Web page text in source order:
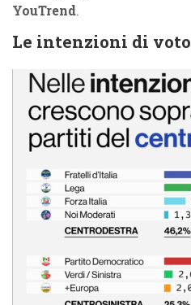
YouTrend.
Le intenzioni di voto